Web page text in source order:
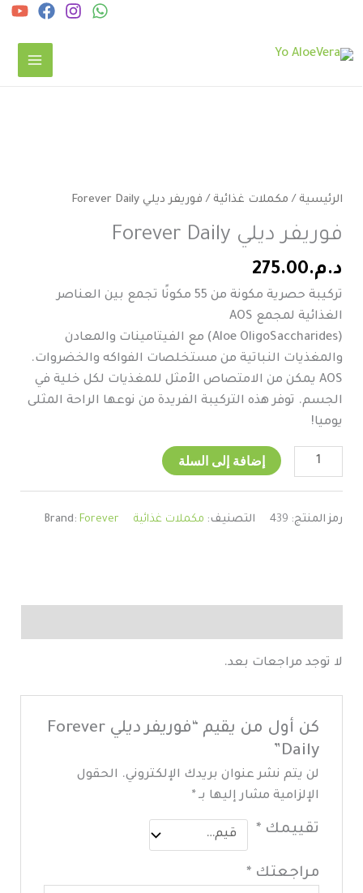
الرئيسية/مكملات غذائية/ فوريفر ديلي Forever Daily
فوريفر ديلي Forever Daily
د.م.275.00
تركيبة حصرية مكونة من 55 مكونًا تجمع بين العناصر
الغذائية لمجمع AOS
(Aloe OligoSaccharides) مع الفيتامينات والمعادن
والمغذيات النباتية من مستخلصات الفواكه والخضروات.
AOS يمكن من الامتصاص الأمثل للمغذيات لكل خلية في
الجسم. توفر هذه التركيبة الفريدة من نوعها الراحة المثلى
يوميا!
ديلي
Daily
إضافة إلى السلة
رمز المنتج:439 التصنيف:مكملات غذائية Brand:Forever
لا توجد مراجعات بعد.
كن أول من يقيم “فوريفر ديلي Forever
Daily”
لن يتم نشر عنوان بريدك الإلكتروني. الحقول
الإلزامية مشار إليها بـ*
تقييمك
مراجعتك